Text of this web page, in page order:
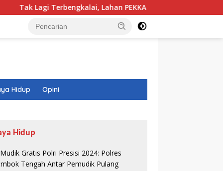
Lagi Terbengkalai, Lahan PEKKA Kini Hasilkan Sayur dan Uang
Hidup Opini
Hidup